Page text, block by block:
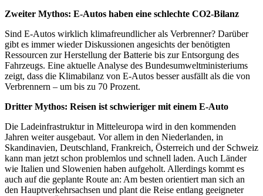
Zweiter Mythos: E-Autos haben eine schlechte CO2-Bilanz
Sind E-Autos wirklich klimafreundlicher als Verbrenner? Darüber
gibt es immer wieder Diskussionen angesichts der benötigten
Ressourcen zur Herstellung der Batterie bis zur Entsorgung des
Fahrzeugs. Eine aktuelle Analyse des Bundesumweltministeriums
zeigt, dass die Klimabilanz von E-Autos besser ausfällt als die von
Verbrennern – um bis zu 70 Prozent.
Dritter Mythos: Reisen ist schwieriger mit einem E-Auto
Die Ladeinfrastruktur in Mitteleuropa wird in den kommenden
Jahren weiter ausgebaut. Vor allem in den Niederlanden, in
Skandinavien, Deutschland, Frankreich, Österreich und der Schweiz
kann man jetzt schon problemlos und schnell laden. Auch Länder
wie Italien und Slowenien haben aufgeholt. Allerdings kommt es
auch auf die geplante Route an: Am besten orientiert man sich an
den Hauptverkehrsachsen und plant die Reise entlang geeigneter